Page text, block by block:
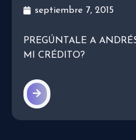
septiembre 7, 2015
PREGÚNTALE A
MI CRÉDITO?